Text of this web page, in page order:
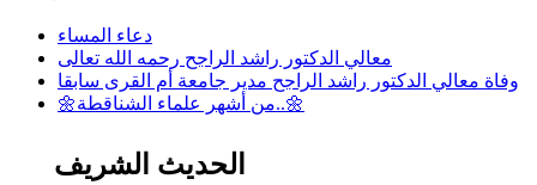
دعاء المساء
معالي الدكتور راشد الراجح رحمه الله تعالى
وفاة معالي الدكتور راشد الراجح مدير جامعة أم القرى سابقا
🌼من أشهر علماء الشناقطة..🌼
الحديث الشريف